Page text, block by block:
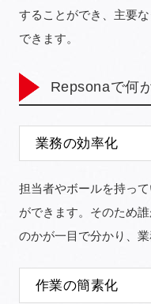
することができ、主要
できます。
Repsonaで何
業務の効率化
担当者やボールを持っ
ができます。そのため
のかが一目で分かり、
作業の簡素化